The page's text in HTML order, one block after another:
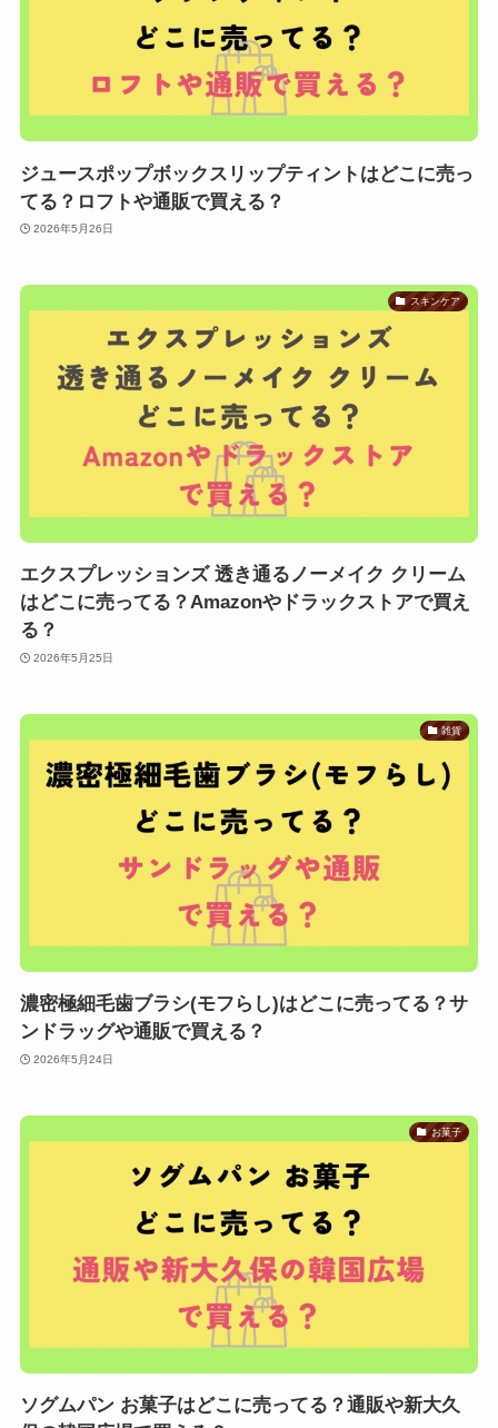
ジュースポップボックスリップティントはどこに売っ
てる？ロフトや通販で買える？
2026年5月26日
スキンケア
エクスプレッションズ 透き通るノーメイク クリーム
はどこに売ってる？Amazonやドラックストアで買え
る？
2026年5月25日
雑貨
濃密極細毛歯ブラシ(モフらし)はどこに売ってる？サ
ンドラッグや通販で買える？
2026年5月24日
お菓子
ソグムパン お菓子はどこに売ってる？通販や新大久